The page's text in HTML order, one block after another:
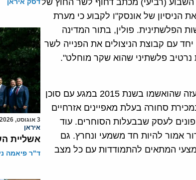
השבוע (רביעי) מכתב דחוף לשר החוץ של
הניסיון של אונסק"ו לקבוע כי מערת
הפלשתינית. פולין, בתור המדינה
יחד עם קבוצת הניצולים את הפנייה לשר
נרטיב פלשתיני שהוא שקר מוחלט".
בית המשפט העליון זיכה השבוע (שלישי) שני סוחרים מרצועת עזה שהואשמו בשנת 2015 במגע עם סוכן
סחורה בעלת מאפיינים אזרחיים
לעסק שבבעלות הסוחרים. עוד
אמור להיות חד משמעי ונחרץ. גם
המתאים להתמודדות עם כל מצב
דסק איראן
3 אוגוסט, 2026
איראן
אשליית
ד"ר פיאמה